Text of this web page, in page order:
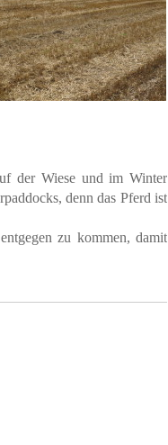
der Wiese und im Winter
denn das Pferd ist
zu kommen, damit